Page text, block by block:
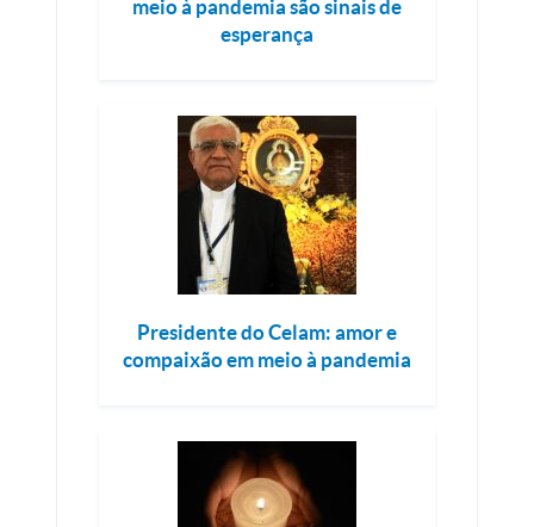
meio à pandemia são sinais de
esperança
Presidente do Celam: amor e
compaixão em meio à pandemia